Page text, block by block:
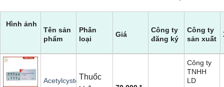
Hình ảnh
Tên sản
phẩm
Phân
loại
Giá
Công ty
đăng ký
Công ty
sản xuất
AcetylcysteinThuốc
Công ty
TNHH
LD